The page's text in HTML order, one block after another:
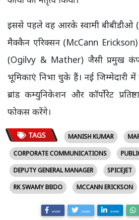
इससे पहले वह आरके स्वामी बीबीडीओ
मैक्कैन एरिक्सन (McCann
(Ogilvy & Mather) जैसी प्रमुख
भूमिकाएं निभा चुके हैं। नई जिम्मेदारी
ब्रांड कम्युनिकेशन और कॉर्पोरेट
फोकस करेंगे।
TAGS MANISH KUMAR
CORPORATE COMMUNICATIONS
DEPUTY GENERAL MANAGER
SPICEJET
RK SWAMY BBDO
MCCANN ERICKSON
SHARE SHARE SHARE